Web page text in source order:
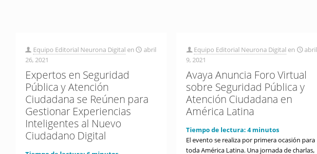
Equipo Editorial Neurona Digital en
abril
26, 2021
Expertos en Seguridad
Pública y Atención
Ciudadana se Reúnen para
Gestionar Experiencias
Inteligentes al Nuevo
Ciudadano Digital
Equipo Editorial Neurona Digital en
abril
9, 2021
Avaya Anuncia Foro Virtual
sobre Seguridad Pública y
Atención Ciudadana en
América Latina
Tiempo de lectura:4 minutos
El evento se realiza por primera ocasión para
toda América Latina. Una jornada de charlas,